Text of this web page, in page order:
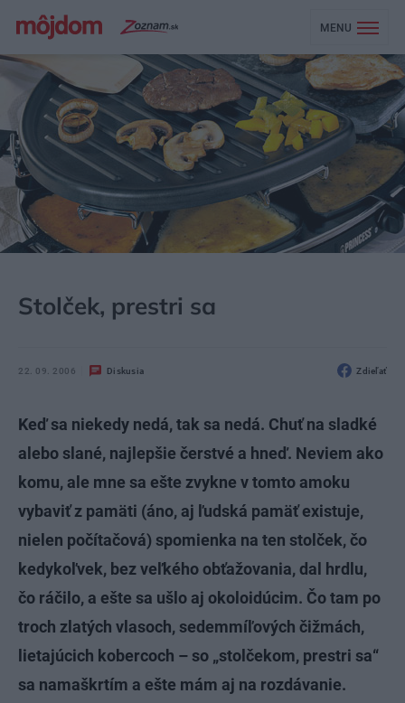
MENU
Stolček, prestri sa
22. 09. 2006 Diskusia Zdieľať
Keď sa niekedy nedá, tak sa nedá. Chuť na sladké
alebo slané, najlepšie čerstvé a hneď. Neviem ako
komu, ale mne sa ešte zvykne v tomto amoku
vybaviť z pamäti (áno, aj ľudská pamäť existuje,
nielen počítačová) spomienka na ten stolček, čo
kedykoľvek, bez veľkého obťažovania, dal hrdlu,
čo ráčilo, a ešte sa ušlo aj okoloidúcim. Čo tam po
troch zlatých vlasoch, sedemmíľových čižmách,
lietajúcich kobercoch – so „stolčekom, prestri sa“
sa namaškrtím a ešte mám aj na rozdávanie.